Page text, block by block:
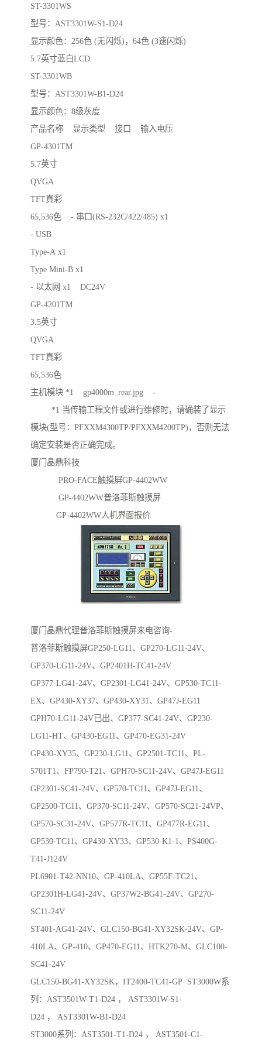
ST-3301WS
型号：AST3301W-S1-D24
显示颜色：256色 (无闪烁)，64色 (3速闪烁)
5.7英寸蓝白LCD
ST-3301WB
型号：AST3301W-B1-D24
显示颜色：8级灰度
产品名称 显示类型 接口 输入电压
GP-4301TM
5.7英寸
QVGA
TFT真彩
65,536色 - 串口(RS-232C/422/485) x1
- USB
Type-A x1
Type Mini-B x1
- 以太网 x1 DC24V
GP-4201TM
3.5英寸
QVGA
TFT真彩
65,536色
主机模块 *1 gp4000m_rear.jpg -
*1 当传输工程文件或进行维修时，请确装了显示
模块(型号：PFXXM4300TP/PFXXM4200TP)，否则无法
确定安装是否正确完成。
厦门晶鼎科技
PRO-FACE触摸屏GP-4402WW
GP-4402WW普洛菲斯触摸屏
GP-4402WW人机界面报价
厦门晶鼎代理普洛菲斯触摸屏来电咨询-
普洛菲斯触摸屏GP250-LG11、GP270-LG11-24V、
GP370-LG11-24V、GP2401H-TC41-24V
GP377-LG41-24V、GP2301-LG41-24V、GP530-TC11-
EX、GP430-XY37、GP430-XY31、GP47J-EG11
GPH70-LG11-24V已出、GP377-SC41-24V、GP230-
LG11-HT、GP430-EG11、GP470-EG31-24V
GP430-XY35、GP230-LG11、GP2501-TC11、PL-
5701T1、FP790-T21、GPH70-SC11-24V、GP47J-EG11
GP2301-SC41-24V、GP570-TC11、GP47J-EG11、
GP2500-TC11、GP370-SC11-24V、GP570-SC21-24VP、
GP570-SC31-24V、GP577R-TC11、GP477R-EG11、
GP530-TC11、GP430-XY33、GP530-K1-1、PS400G-
T41-J124V
PL6901-T42-NN10、GP-410LA、GP55F-TC21、
GP2301H-LG41-24V、GP37W2-BG41-24V、GP270-
SC11-24V
ST401-AG41-24V、GLC150-BG41-XY32SK-24V、GP-
410LA、GP-410、GP470-EG11、HTK270-M、GLC100-
SC41-24V
GLC150-BG41-XY32SK，IT2400-TC41-GP ST3000W系
列：AST3501W-T1-D24 ， AST3301W-S1-
D24 ， AST3301W-B1-D24
ST3000系列：AST3501-T1-D24 ， AST3501-C1-